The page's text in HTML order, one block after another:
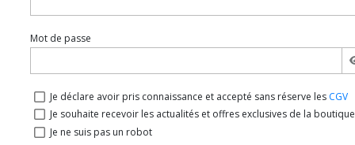
Mot de passe
Je déclare avoir pris connaissance et accepté sans réserve les CGV
Je souhaite recevoir les actualités et offres exclusives de la boutique
Je ne suis pas un robot